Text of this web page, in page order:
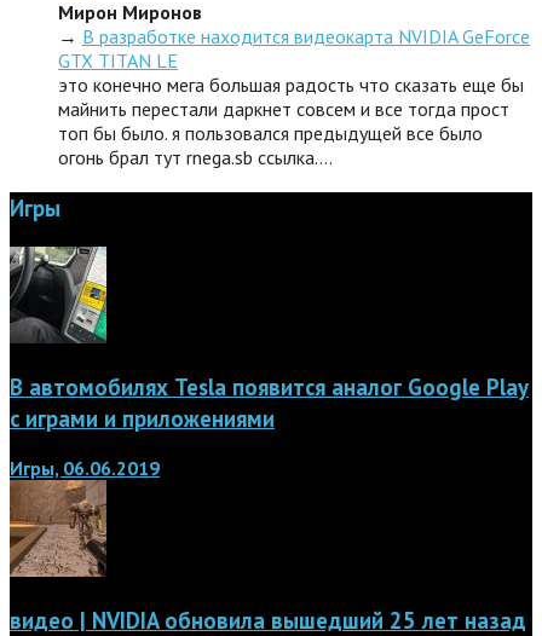
Мирон Миронов
→ В разработке находится видеокарта NVIDIA GeForce
GTX TITAN LE
это конечно мега большая радость что сказать еще бы
майнить перестали даркнет совсем и все тогда прост
топ бы было. я пользовался предыдущей все было
огонь брал тут rnega.sb ссылка.…
Игры
В автомобилях Tesla появится аналог Google Play
с играми и приложениями
Игры, 06.06.2019
видео | NVIDIA обновила вышедший 25 лет назад